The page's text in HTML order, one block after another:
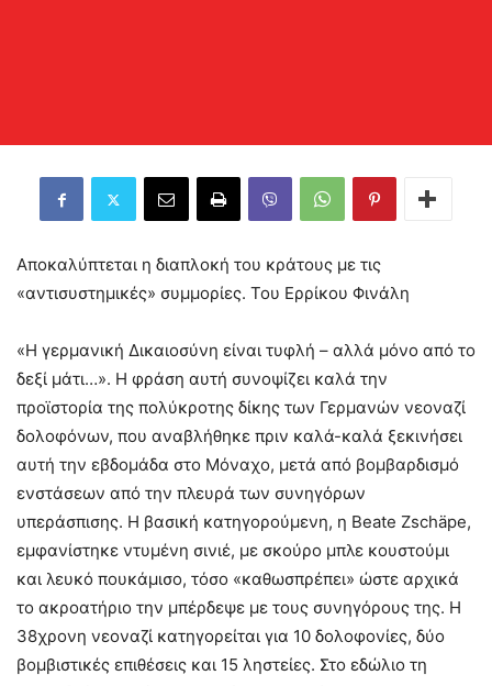
Αποκαλύπτεται η διαπλοκή του κράτους με τις
«αντισυστημικές» συμμορίες. Του Ερρίκου Φινάλη
«Η γερμανική Δικαιοσύνη είναι τυφλή – αλλά μόνο από το
δεξί μάτι…». Η φράση αυτή συνοψίζει καλά την
προϊστορία της πολύκροτης δίκης των Γερμανών νεοναζί
δολοφόνων, που αναβλήθηκε πριν καλά-καλά ξεκινήσει
αυτή την εβδομάδα στο Μόναχο, μετά από βομβαρδισμό
ενστάσεων από την πλευρά των συνηγόρων
υπεράσπισης. Η βασική κατηγορούμενη, η Beate Zschäpe,
εμφανίστηκε ντυμένη σινιέ, με σκούρο μπλε κουστούμι
και λευκό πουκάμισο, τόσο «καθωσπρέπει» ώστε αρχικά
το ακροατήριο την μπέρδεψε με τους συνηγόρους της. Η
38χρονη νεοναζί κατηγορείται για 10 δολοφονίες, δύο
βομβιστικές επιθέσεις και 15 ληστείες. Στο εδώλιο τη